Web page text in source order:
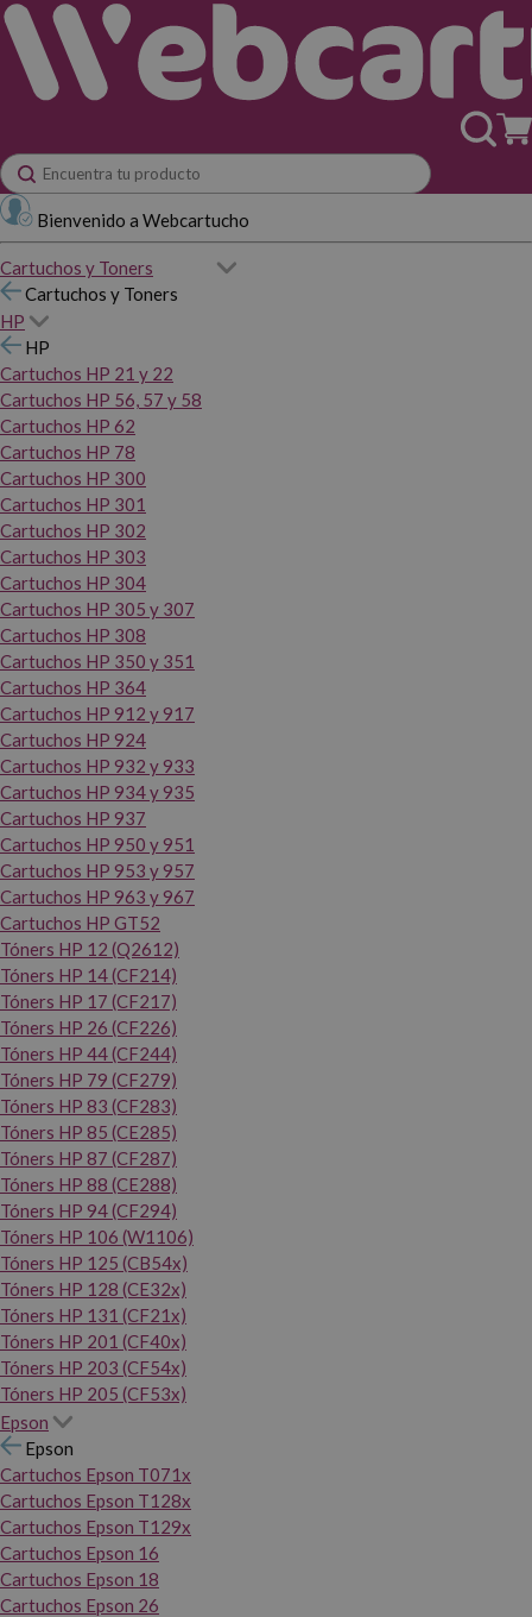
Bienvenido a Webcartucho
Cartuchos y Toners
Cartuchos y Toners
HP
HP
Cartuchos HP 21 y 22
Cartuchos HP 56, 57 y 58
Cartuchos HP 62
Cartuchos HP 78
Cartuchos HP 300
Cartuchos HP 301
Cartuchos HP 302
Cartuchos HP 303
Cartuchos HP 304
Cartuchos HP 305 y 307
Cartuchos HP 308
Cartuchos HP 350 y 351
Cartuchos HP 364
Cartuchos HP 912 y 917
Cartuchos HP 924
Cartuchos HP 932 y 933
Cartuchos HP 934 y 935
Cartuchos HP 937
Cartuchos HP 950 y 951
Cartuchos HP 953 y 957
Cartuchos HP 963 y 967
Cartuchos HP GT52
Tóners HP 12 (Q2612)
Tóners HP 14 (CF214)
Tóners HP 17 (CF217)
Tóners HP 26 (CF226)
Tóners HP 44 (CF244)
Tóners HP 79 (CF279)
Tóners HP 83 (CF283)
Tóners HP 85 (CE285)
Tóners HP 87 (CF287)
Tóners HP 88 (CE288)
Tóners HP 94 (CF294)
Tóners HP 106 (W1106)
Tóners HP 125 (CB54x)
Tóners HP 128 (CE32x)
Tóners HP 131 (CF21x)
Tóners HP 201 (CF40x)
Tóners HP 203 (CF54x)
Tóners HP 205 (CF53x)
Epson
Epson
Cartuchos Epson T071x
Cartuchos Epson T128x
Cartuchos Epson T129x
Cartuchos Epson 16
Cartuchos Epson 18
Cartuchos Epson 26